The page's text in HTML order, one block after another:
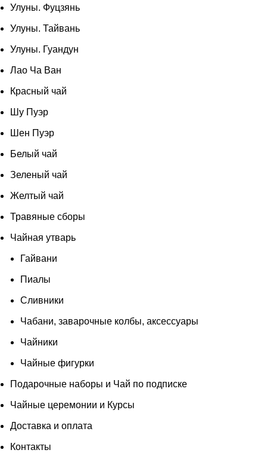
Улуны. Фуцзянь
Улуны. Тайвань
Улуны. Гуандун
Лао Ча Ван
Красный чай
Шу Пуэр
Шен Пуэр
Белый чай
Зеленый чай
Желтый чай
Травяные сборы
Чайная утварь
Гайвани
Пиалы
Сливники
Чабани, заварочные колбы, аксессуары
Чайники
Чайные фигурки
Подарочные наборы и Чай по подписке
Чайные церемонии и Курсы
Доставка и оплата
Контакты